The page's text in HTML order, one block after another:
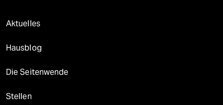
Aktuelles
Hausblog
Die Seitenwende
Stellen